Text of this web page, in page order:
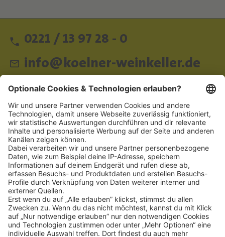
0221 / 13 97 28 - 0
info@koelner-weinkeller.de
Schnellzugriff
ZAHLUNGSMETHODEN
SOCIAL
NEWSLETTER
BESUCHEN SIE UNS